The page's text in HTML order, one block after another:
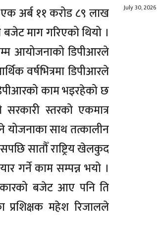
अर्ब ११ करोड ८९ लाख
माग गरिएको थियो ।
आयोजनाको डिपीआरले
वर्षभित्रमा डिपीआरले
काम भइरहेको छ
सरकारी स्तरको एकमात्र
योजनाका साथ तत्कालीन
सातौँ राष्ट्रिय खेलकुद
गर्ने काम सम्पन्न भयो ।
बजेट आए पनि ति
महेश रिजालले
July 30, 2026